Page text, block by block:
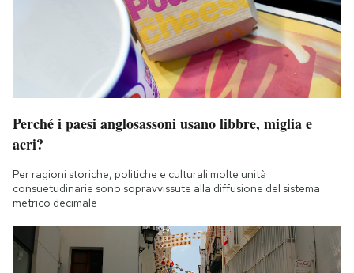
Perché i paesi anglosassoni usano libbre, miglia e
acri?
Per ragioni storiche, politiche e culturali molte unità
consuetudinarie sono sopravvissute alla diffusione del sistema
metrico decimale